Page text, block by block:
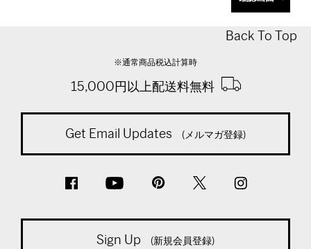
Back To Top
※通常商品税込計算時
15,000円以上配送料無料
Get Email Updates (メルマガ登録)
Sign Up (新規会員登録)